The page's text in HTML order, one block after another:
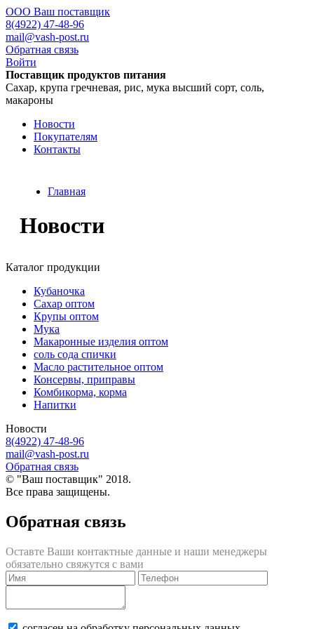
ООО Ваш поставщик
8(4922) 47-48-96
mail@vash-post.ru
Обратная связь
Войти
Поставщик продуктов питания
Сахар, крупа гречневая, рис, мука высший сорт, соль,
макароны
Новости
Покупателям
Контакты
Главная
Новости
Каталог продукции
Кубаночка
Сахар оптом
Крупы оптом
Мука
Макаронные изделия оптом
соль сода спички
Масло растительное оптом
Консервы, приправы
Комбикорма, корма
Напитки
Новости
8(4922) 47-48-96
mail@vash-post.ru
Обратная связь
© "Ваш поставщик" 2018.
Все права защищены.
Обратная связь
Оставте Ваши контактные данные и наши менеджеры
обязательно свяжутся с вами